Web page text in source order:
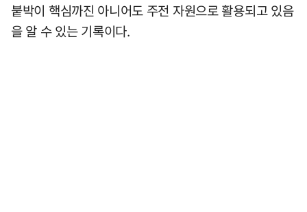
붙박이 핵심까진 아니어도 주전 자원으로 활용되고 있음
을 알 수 있는 기록이다.